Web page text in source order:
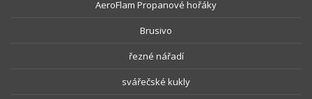
AeroFlam Propanové hořáky
Brusivo
řezné nářadí
svářečské kukly